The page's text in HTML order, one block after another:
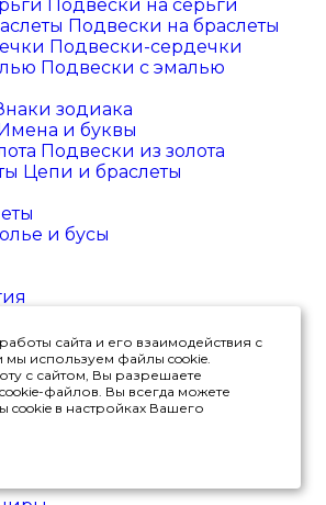
Подвески на серьги
Подвески на браслеты
Подвески-сердечки
Подвески с эмалью
зодиака
и буквы
Подвески из золота
Цепи и браслеты
и бусы
Мусульманские
Столовое серебро
сайта и его взаимодействия с
мы используем файлы cookie.
с сайтом, Вы разрешаете
файлов. Вы всегда можете
cookie в настройках Вашего